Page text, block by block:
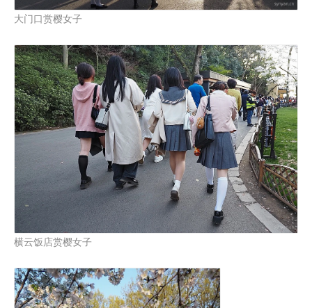
大门口赏樱女子
横云饭店赏樱女子